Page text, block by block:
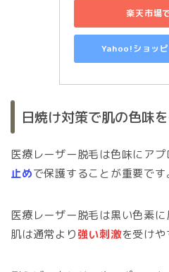
楽天市場
Yahoo!ショッ
日焼け対策で肌の色味
医療レーザー脱毛は色味にアプ
止めで保護することが重要です
医療レーザー脱毛は黒い色素
肌は通常より強い刺激を受け